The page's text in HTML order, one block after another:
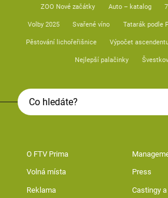
ZOO Nové začátky Auto – katalog
Volby 2025 Svařené víno Tatarák podle
Pěstování lichořeřišnice Výpočet
Nejlepší palačinky
O FTV Prima
Volná místa Press
Reklama Castingy a